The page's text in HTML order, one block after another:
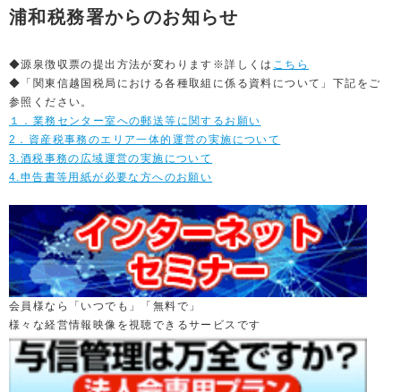
浦和税務署からのお知らせ
◆源泉徴収票の提出方法が変わります※詳しくは こちら
◆「関東信越国税局における各種取組に係る資料について」下記をご
参照ください。
１．業務センター室への郵送等に関するお願い
2．資産税事務のエリア一体的運営の実施について
3.酒税事務の広域運営の実施について
4.申告書等用紙が必要な方へのお願い
会員様なら「いつでも」「無料で」
様々な経営情報映像を視聴できるサービスです